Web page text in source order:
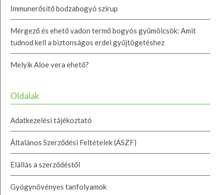
Immunerősítő bodzabogyó szirup
Mérgező és ehető vadon termő bogyós gyümölcsök: Amit
tudnod kell a biztonságos erdei gyűjtögetéshez
Melyik Aloe vera ehető?
Oldalak
Adatkezelési tájékoztató
Általános Szerződési Feltételek (ÁSZF)
Elállás a szerződéstől
Gyógynövényes tanfolyamok